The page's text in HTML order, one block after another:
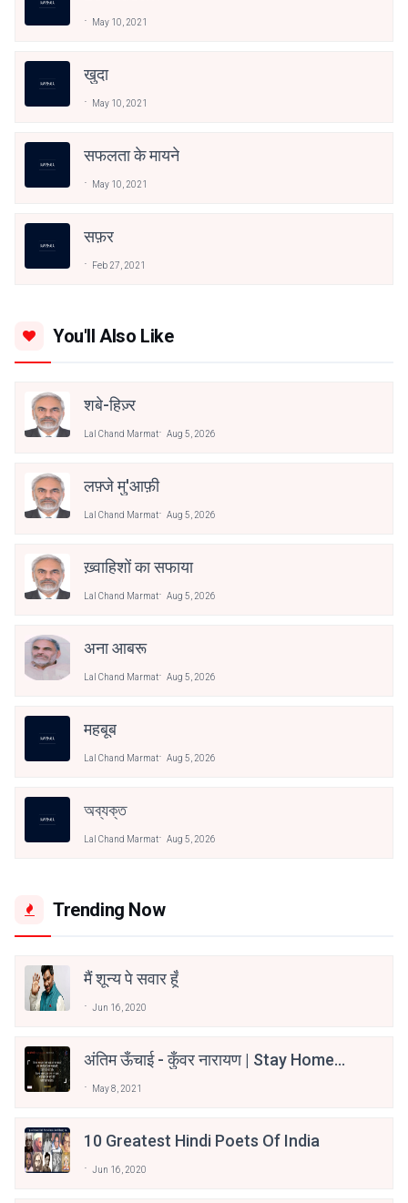
May 10, 2021
खुदा
May 10, 2021
सफलता के मायने
May 10, 2021
सफ़र
Feb 27, 2021
You'll Also Like
शबे-हिज़्र
Lal Chand Marmat Aug 5, 2026
लफ़्जे मु'आफ़ी
Lal Chand Marmat Aug 5, 2026
ख़्वाहिशों का सफाया
Lal Chand Marmat Aug 5, 2026
अना आबरू
Lal Chand Marmat Aug 5, 2026
महबूब
Lal Chand Marmat Aug 5, 2026
অব্যক্ত
Lal Chand Marmat Aug 5, 2026
Trending Now
मैं शून्य पे सवार हूँ
Jun 16, 2020
अंतिम ऊँचाई - कुँवर नारायण | Stay Home
May 8, 2021
10 Greatest Hindi Poets Of India
Jun 16, 2020